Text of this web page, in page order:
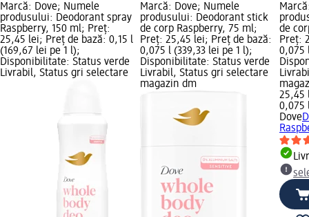
Marcă: Dove; Numele
produsului: Deodorant spray
Raspberry, 150 ml; Preț:
25,45 lei; Preț de bază: 0,15 l
(169,67 lei pe 1 l);
Disponibilitate: Status verde
Livrabil, Status gri selectare
Marcă: Dove; Numele
produsului: Deodorant stick
de corp Raspberry, 75 ml;
Preț: 25,45 lei; Preț de bază:
0,075 l (339,33 lei pe 1 l);
Disponibilitate: Status verde
Livrabil, Status gri selectare
magazin dm
de
Preț:
0,075
25,45
0,075
Dove